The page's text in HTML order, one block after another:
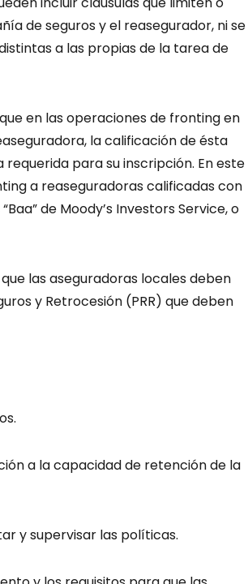
de seguros y el reasegurador, ni se
a las propias de la tarea de
en las operaciones de fronting en
la calificación de ésta
para su inscripción. En este
a reaseguradoras calificadas con
de Moody’s Investors Service, o
las aseguradoras locales deben
y Retrocesión (PRR) que deben
a la capacidad de retención de la
y supervisar las políticas.